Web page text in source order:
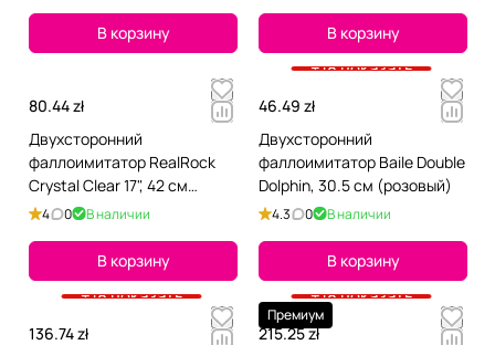
В корзину В корзину
80.44 zł
Двухсторонний
фаллоимитатор RealRock
Crystal Clear 17", 42 см
(зеленый)
4 0 В наличии
В корзину
+18 показать
46.49 zł
Двухсторонний
фаллоимитатор Baile Double
Dolphin, 30.5 см (розовый)
4.3 0 В наличии
В корзину
+18 показать
136.74 zł
+18 показать
Премиум
215.25 zł